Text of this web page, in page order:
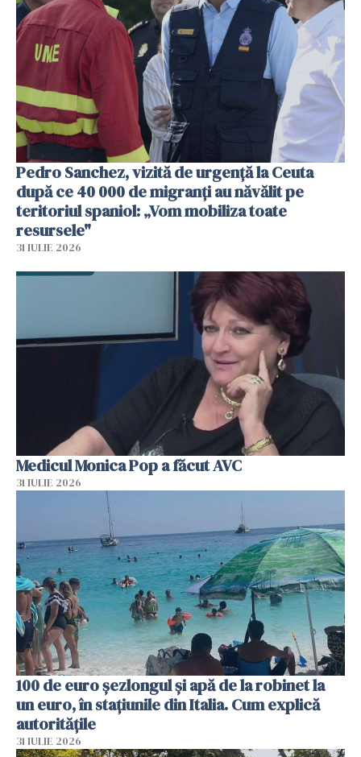
Pedro Sanchez, vizită de urgență la Ceuta
după ce 40 000 de migranți au năvălit pe
teritoriul spaniol: „Vom mobiliza toate
resursele"
31 IULIE 2026
Medicul Monica Pop a făcut AVC
31 IULIE 2026
100 de euro șezlongul și apă de la robinet la
un euro, în stațiunile din Italia. Cum explică
autoritățile
31 IULIE 2026